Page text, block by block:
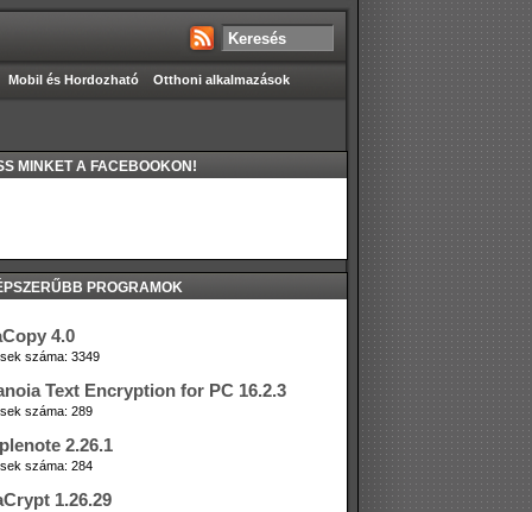
Mobil és Hordozható Otthoni alkalmazások
MINKET A FACEBOOKON!
PROGRAMOK
4.0
száma: 3349
Text Encryption for PC 16.2.3
száma: 289
2.26.1
száma: 284
1.26.29